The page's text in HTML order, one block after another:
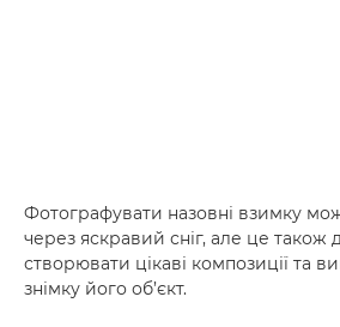
Фотографувати назовні взимку
через яскравий сніг, але це також
створювати цікаві композиції та
знімку його об’єкт.